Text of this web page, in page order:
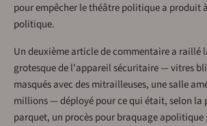
pour empêcher le théâtre politique a produit
politique.
Un deuxième article de commentaire a raillé
grotesque de l'appareil sécuritaire — vitres
masqués avec des mitrailleuses, une salle
millions — déployé pour ce qui était, selon la
parquet, un procès pour braquage